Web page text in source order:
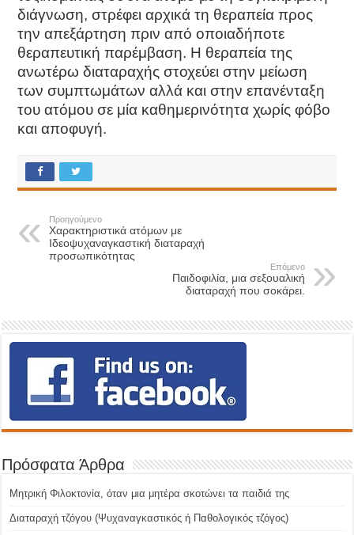
διάγνωση, στρέφει αρχικά τη θεραπεία προς
την απεξάρτηση πριν από οποιαδήποτε
θεραπευτική παρέμβαση. Η θεραπεία της
ανωτέρω διαταραχής στοχεύει στην μείωση
των συμπτωμάτων αλλά και στην επανένταξη
του ατόμου σε μία καθημερινότητα χωρίς φόβο
και αποφυγή.
Προηγούμενο
Χαρακτηριστικά ατόμων με
Ιδεοψυχαναγκαστική διαταραχή
προσωπικότητας
Επόμενο
Παιδοφιλία, μια σεξουαλική
διαταραχή που σοκάρει.
Πρόσφατα Άρθρα
Μητρική Φιλοκτονία, όταν μια μητέρα σκοτώνει τα παιδιά της
Διαταραχή τζόγου (Ψυχαναγκαστικός ή Παθολογικός τζόγος)